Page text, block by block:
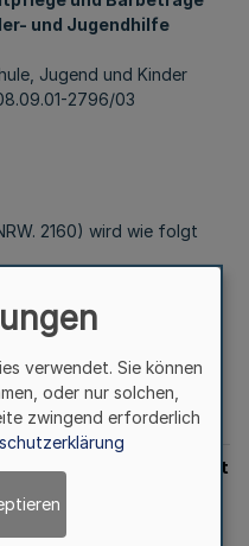
und Jugendhilfe
Jugend und Kinder
2796/03
2160) wird wie folgt
gefasst:
Kosten
Erziehung
verwendet. Sie können
oder nur solchen,
zwingend erforderlich